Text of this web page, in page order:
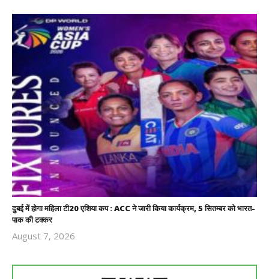
दुबई में होगा महिला टी20 एशिया कप : ACC ने जारी किया कार्यक्रम, 5 सितम्बर को भारत-
पाक की टक्कर
August 7, 2026